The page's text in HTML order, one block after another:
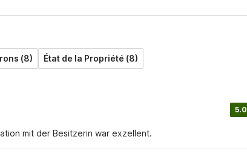
(8)
État de la Propriété (8)
5.0
mit der Besitzerin war exzellent.